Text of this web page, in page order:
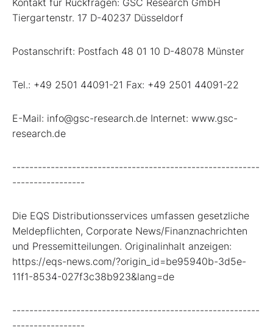
Tiergartenstr. 17 D-40237 Düsseldorf
Postanschrift: Postfach 48 01 10 D-48078 Münster
Tel.: +49 2501 44091-21 Fax: +49 2501 44091-22
E-Mail: info@gsc-research.de Internet: www.gsc-
research.de
----------------------------------------------------------
-----------------
Die EQS Distributionsservices umfassen gesetzliche
Meldepflichten, Corporate News/Finanznachrichten
und Pressemitteilungen. Originalinhalt anzeigen:
https://eqs-news.com/?origin_id=be95940b-3d5e-
11f1-8534-027f3c38b923&lang=de
----------------------------------------------------------
-----------------